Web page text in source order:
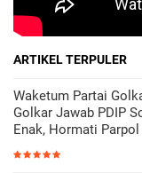
ARTIKEL TERPULER
Waketum Partai
Golkar Jawab PDIP
Enak, Hormati